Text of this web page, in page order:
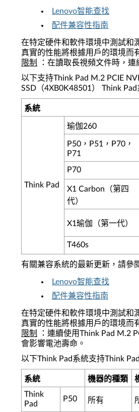
Lenovo智能查找
配件兼容性指南
在特定硬件和軟件環境中測試和
真實的性能將根據用戶的環境而
限制
：在讀取長視頻文件時，連
以下支持Think Pad M.2 PCIE
SSD（4XB0K48501） Think Pad
系統
Think Pad
瑜伽260
P50，P51，P70，
P71
P70
X1 Carbon（第四
代）
X1瑜伽（第一代）
T460s
有關兼容系統的最新更新，請參
Lenovo智能查找
配件兼容性指南
在特定硬件和軟件環境中測試和
真實的性能將根據用戶的環境而
限制
：連續使用Think Pad M.2
會影響電池壽命。
以下Think Pad系統支持Think
系統 機器的種類
Think
Pad
P50 所有